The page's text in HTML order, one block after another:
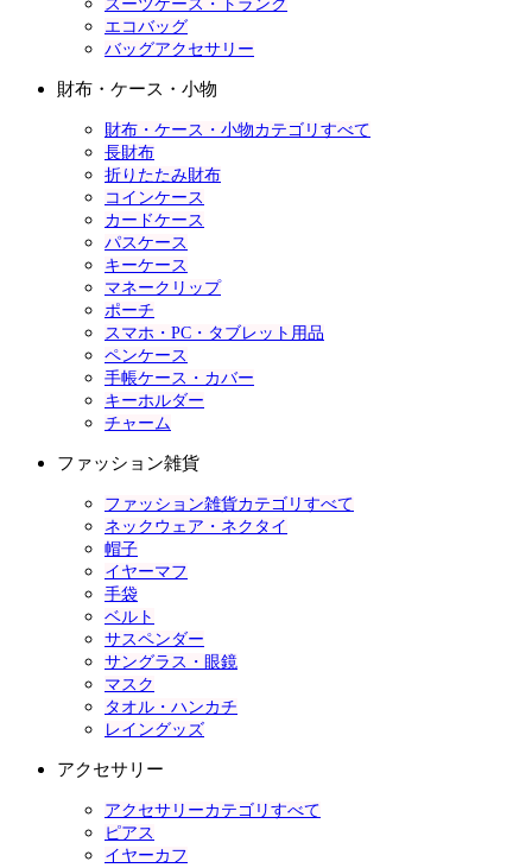
スーツケース・トランク
エコバッグ
バッグアクセサリー
財布・ケース・小物
財布・ケース・小物カテゴリすべて
長財布
折りたたみ財布
コインケース
カードケース
パスケース
キーケース
マネークリップ
ポーチ
スマホ・PC・タブレット用品
ペンケース
手帳ケース・カバー
キーホルダー
チャーム
ファッション雑貨
ファッション雑貨カテゴリすべて
ネックウェア・ネクタイ
帽子
イヤーマフ
手袋
ベルト
サスペンダー
サングラス・眼鏡
マスク
タオル・ハンカチ
レイングッズ
アクセサリー
アクセサリーカテゴリすべて
ピアス
イヤーカフ